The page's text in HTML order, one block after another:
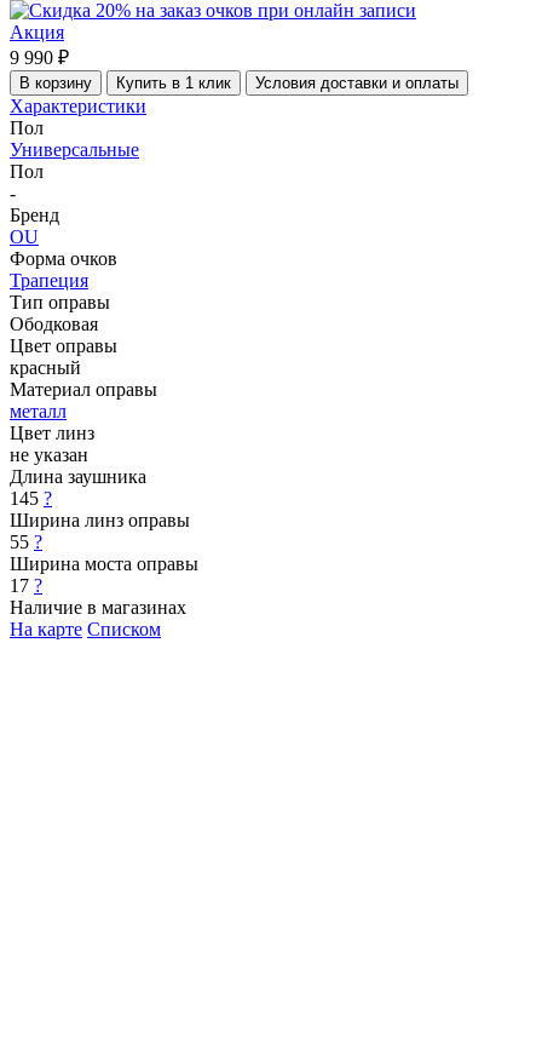
Акция
9 990 ₽
В корзину Купить в 1 клик Условия доставки и оплаты
Характеристики
Пол
Универсальные
Пол
-
Бренд
OU
Форма очков
Трапеция
Тип оправы
Ободковая
Цвет оправы
красный
Материал оправы
металл
Цвет линз
не указан
Длина заушника
145 ?
Ширина линз оправы
55 ?
Ширина моста оправы
17 ?
Наличие в магазинах
На карте Списком